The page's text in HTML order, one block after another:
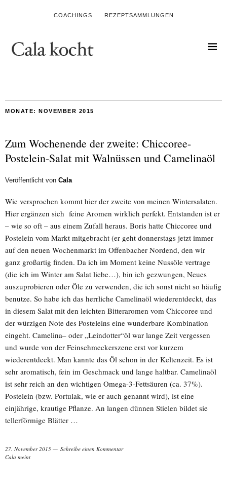
COACHINGS REZEPTSAMMLUNGEN
MONATE: NOVEMBER 2015
Zum Wochenende der zweite: Chiccoree-
Postelein-Salat mit Walnüssen und Camelinaöl
Veröffentlicht von Cala
Wie versprochen kommt hier der zweite von meinen Wintersalaten.
Hier ergänzen sich feine Aromen wirklich perfekt. Entstanden ist er
– wie so oft – aus einem Zufall heraus. Boris hatte Chiccoree und
Postelein vom Markt mitgebracht (er geht donnerstags jetzt immer
auf den neuen Wochenmarkt im Offenbacher Nordend, den wir
ganz großartig finden. Da ich im Moment keine Nussöle vertrage
(die ich im Winter am Salat liebe…), bin ich gezwungen, Neues
auszuprobieren oder Öle zu verwenden, die ich sonst nicht so häufig
benutze. So habe ich das herrliche Camelinaöl wiederentdeckt, das
in diesem Salat mit den leichten Bitteraromen vom Chiccoree und
der würzigen Note des Posteleins eine wunderbare Kombination
eingeht. Camelina– oder „Leindotter“öl war lange Zeit vergessen
und wurde von der Feinschmeckerszene erst vor kurzem
wiederentdeckt. Man kannte das Öl schon in der Keltenzeit. Es ist
sehr aromatisch, fein im Geschmack und lange haltbar. Camelinaöl
ist sehr reich an den wichtigen Omega-3-Fettsäuren (ca. 37%).
Postelein (bzw. Portulak, wie er auch genannt wird), ist eine
einjährige, krautige Pflanze. An langen dünnen Stielen bildet sie
tellerförmige Blätter …
27. November 2015
Schreibe einen Kommentar
Cala meint